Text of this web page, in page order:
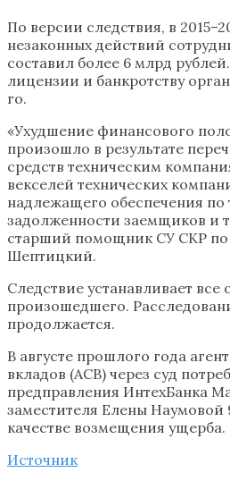
По версии следствия, в
незаконных действий
составил более 6 млрд
лицензии и банкротству
го.
«Ухудшение финансового
произошло в результате
средств техническим
векселей технических
надлежащего обеспечения по
задолженности заемщиков и
старший помощник СУ СКР по
Шептицкий.
Следствие устанавливает все
произошедшего.
продолжается.
В августе прошлого года
вкладов (АСВ) через суд
предправления ИнтехБанка
заместителя Елены Наумовой
качестве возмещения ущерба.
Источник